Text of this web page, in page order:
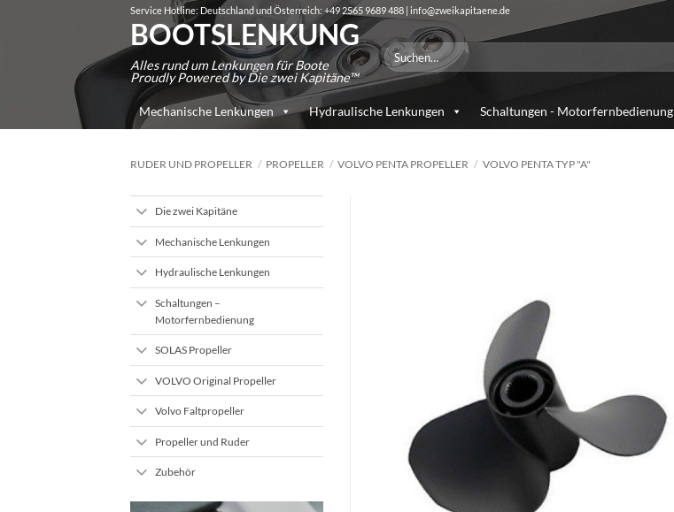
Service Hotline: Deutschland und Österreich: +49 2565 9689 488 | info@zweikapitaene.de
BOOTSLENKUNG
Alles rund um Lenkungen für Boote
Proudly Powered by Die zwei Kapitäne™
Suchen
nach:
Mechanische Lenkungen Hydraulische Lenkungen Schaltungen - Motorfernbedienung
RUDER UND PROPELLER / PROPELLER / VOLVO PENTA PROPELLER / VOLVO PENTA TYP "A"
Die zwei Kapitäne
Mechanische Lenkungen
Hydraulische Lenkungen
Schaltungen –
Motorfernbedienung
SOLAS Propeller
VOLVO Original Propeller
Volvo Faltpropeller
Propeller und Ruder
Zubehör